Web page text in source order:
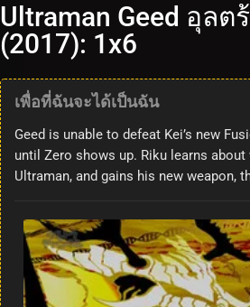
Ultraman Geed อุล
(2017): 1x6
เพื่อที่ฉันจะได้เป็นฉัน
Geed is unable to defeat Kei’s new
until Zero shows up. Riku learns
Ultraman, and gains his new weapon,